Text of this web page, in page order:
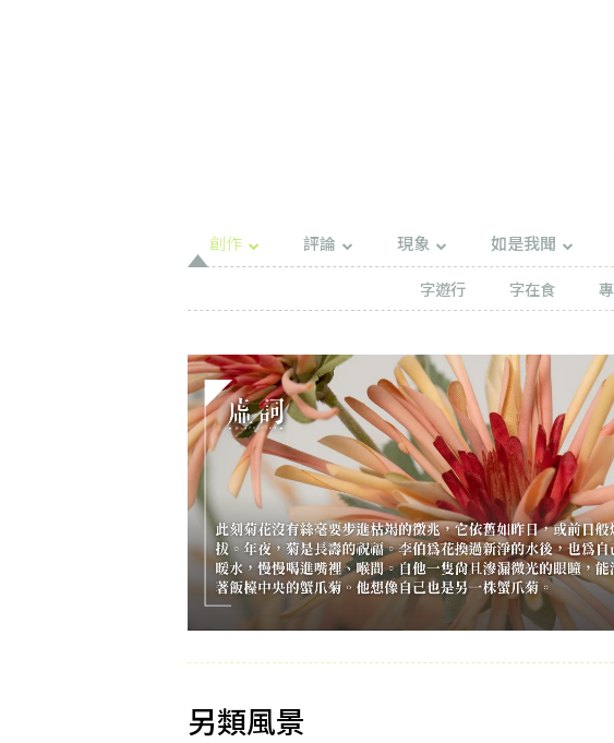
創作 評論 現象 如是我聞
字遊行
字在食
另類風景